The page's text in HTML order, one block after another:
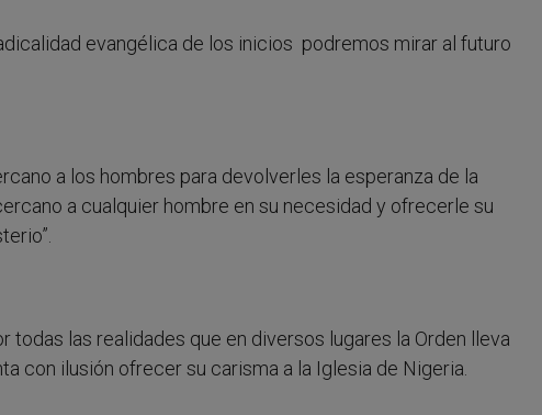
evangélica de los inicios podremos mirar al futuro
a los hombres para devolverles la esperanza de la
a cualquier hombre en su necesidad y ofrecerle su
las realidades que en diversos lugares la Orden lleva
con ilusión ofrecer su carisma a la Iglesia de Nigeria.